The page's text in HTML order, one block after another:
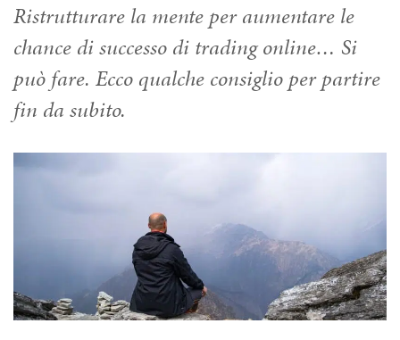
Ristrutturare la mente per aumentare le
chance di successo di trading online… Si
può fare. Ecco qualche consiglio per partire
fin da subito.